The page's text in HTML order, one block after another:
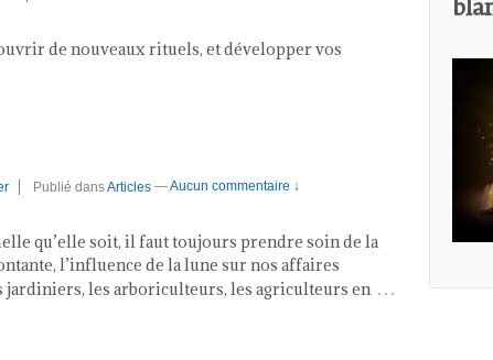
de nouveaux rituels, et développer vos
Publié dansArticles —Aucun commentaire ↓
qu’elle soit, il faut toujours prendre soin de la
l’influence de la lune sur nos affaires
jardiniers, les arboriculteurs, les agriculteurs en …